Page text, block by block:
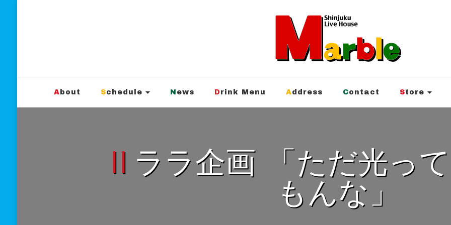
About Schedule News Drink Menu Address Contact Store
Ⅱララ企画 「ただ光ってりゃいい
もんな」